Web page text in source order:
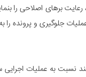
برهای اصلاحی را
جلوگیری و پرونده را
نسبت به عملیات